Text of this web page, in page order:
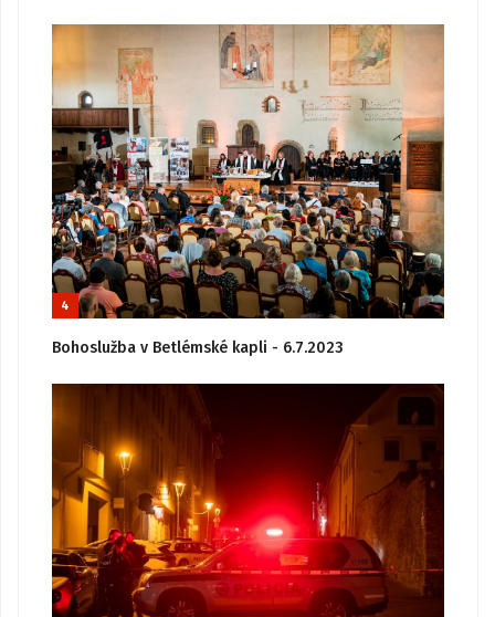
4
Bohoslužba v Betlémské kapli - 6.7.2023